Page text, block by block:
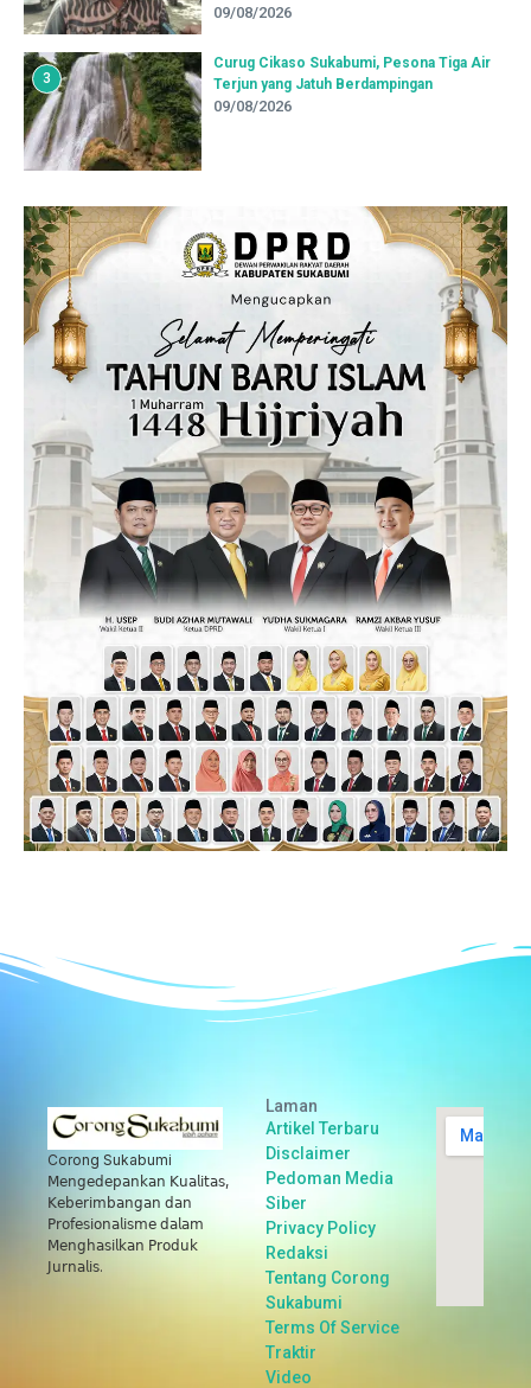
09/08/2026
3
Curug Cikaso Sukabumi, Pesona Tiga Air
Terjun yang Jatuh Berdampingan
09/08/2026
Corong Sukabumi
𝖬𝖾𝗇𝗀𝖾𝖽𝖾𝗉𝖺𝗇𝗄𝖺𝗇 𝖪𝗎𝖺𝗅𝗂𝗍𝖺𝗌,
𝖪𝖾𝖻𝖾𝗋𝗂𝗆𝖻𝖺𝗇𝗀𝖺𝗇 𝖽𝖺𝗇
𝖯𝗋𝗈𝖿𝖾𝗌𝗂𝗈𝗇𝖺𝗅𝗂𝗌𝗆𝖾 𝖽𝖺𝗅𝖺𝗆
𝖬𝖾𝗇𝗀𝗁𝖺𝗌𝗂𝗅𝗄𝖺𝗇 𝖯𝗋𝗈𝖽𝗎𝗄
𝖩𝗎𝗋𝗇𝖺𝗅𝗂𝗌.
Laman
Artikel Terbaru
Disclaimer
Pedoman Media
Siber
Privacy Policy
Redaksi
Tentang Corong
Sukabumi
Terms Of Service
Traktir
Video